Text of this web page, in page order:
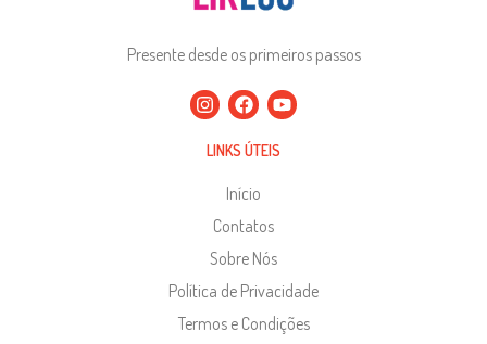
Presente desde os primeiros passos
LINKS ÚTEIS
Início
Contatos
Sobre Nós
Política de Privacidade
Termos e Condições